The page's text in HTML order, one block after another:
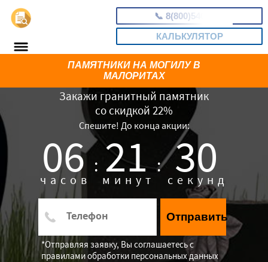
📞 8(800)5403465
КАЛЬКУЛЯТОР
Закажи гранитный памятник
со скидкой 22%
Спешите! До конца акции:
06 :
часов 21 :
минут 29
секунд
Отправить
*Отправляя заявку, Вы соглашаетесь с
правилами обработки персональных данных
ПАМЯТНИКИ НА МОГИЛУ В
МАЛОРИТАХ